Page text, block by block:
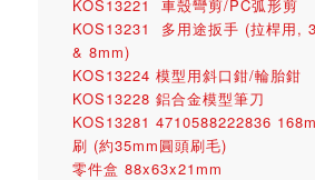
KOS13221 車殼彎剪/PC弧形剪
KOS13231 多用途扳手 (拉桿用,
& 8mm)
KOS13224 模型用斜口鉗/輪胎鉗
KOS13228 鋁合金模型筆刀
KOS13281 4710588222836
刷 (約35mm圓頭刷毛)
零件盒 88x63x21mm